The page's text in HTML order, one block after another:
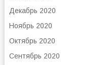
Декабрь 2020
Ноябрь 2020
Октябрь 2020
Сентябрь 2020